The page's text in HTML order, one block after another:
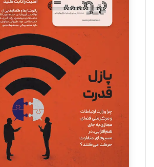
مینا پاکدل
یسنا امان‌پور
تحریریه
ملینا جعفری
تحریریه